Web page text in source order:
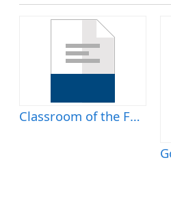
Classroom of the Future 未來教室